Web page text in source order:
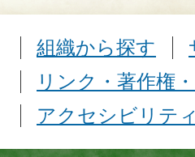
組織から探す
リンク・著作権
アクセシビリティ